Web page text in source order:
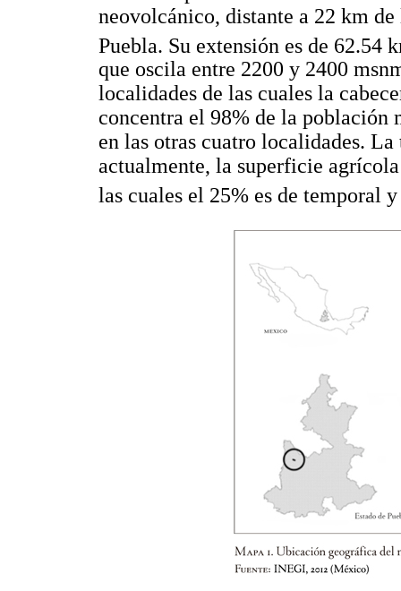
neovolcánico, distante a 22 km
Puebla. Su extensión es de 62.54
que oscila entre 2200 y 2400
localidades de las cuales la
concentra el 98% de la
en las otras cuatro localidades.
actualmente, la superficie
las cuales el 25% es de temporal